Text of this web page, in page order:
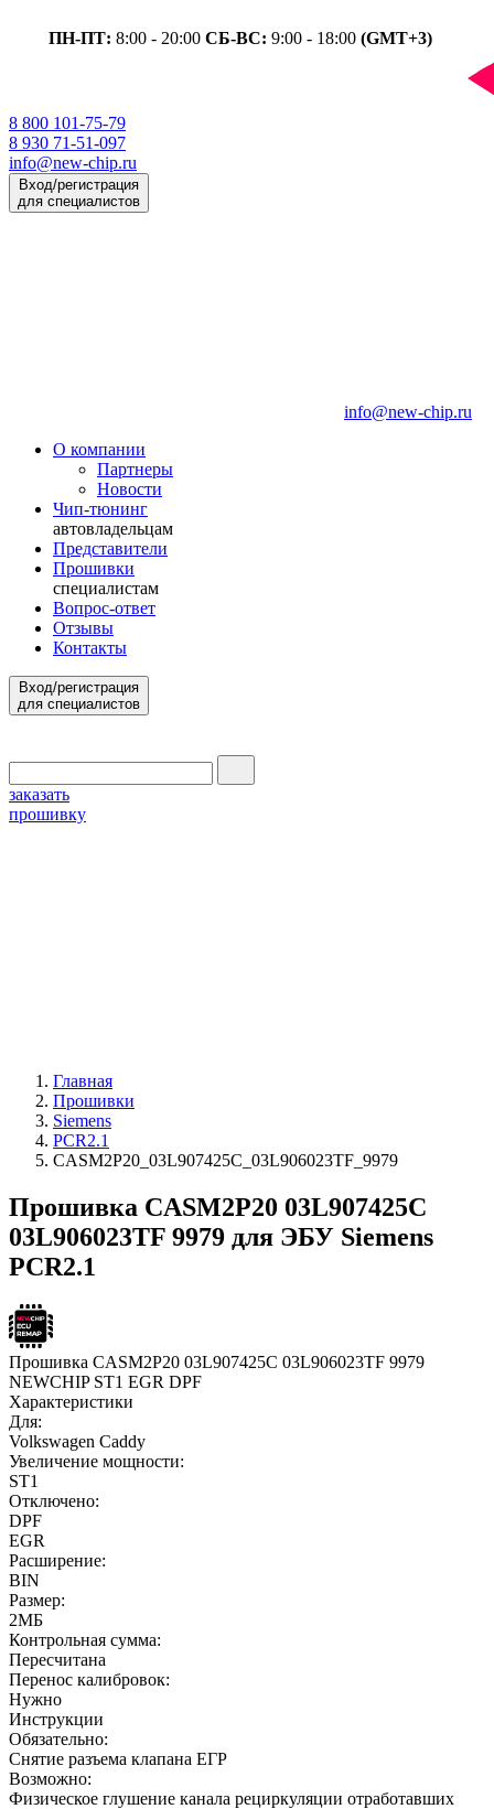
ПН-ПТ: 8:00 - 20:00 СБ-ВС: 9:00 - 18:00 (GMT+3)
8 800 101-75-79
8 930 71-51-097
info@new-chip.ru
Вход/регистрация
для специалистов
info@new-chip.ru
О компании
Партнеры
Новости
Чип-тюнинг
автовладельцам
Представители
Прошивки
специалистам
Вопрос-ответ
Отзывы
Контакты
Вход/регистрация
для специалистов
заказать
прошивку
Главная
Прошивки
Siemens
PCR2.1
CASM2P20_03L907425C_03L906023TF_9979
Прошивка CASM2P20 03L907425C
03L906023TF 9979 для ЭБУ Siemens
PCR2.1
Прошивка CASM2P20 03L907425C 03L906023TF 9979
NEWCHIP ST1 EGR DPF
Характеристики
Для:
Volkswagen Caddy
Увеличение мощности:
ST1
Отключено:
DPF
EGR
Расширение:
BIN
Размер:
2МБ
Контрольная сумма:
Пересчитана
Перенос калибровок:
Нужно
Инструкции
Обязательно:
Снятие разъема клапана ЕГР
Возможно:
Физическое глушение канала рециркуляции отработавших